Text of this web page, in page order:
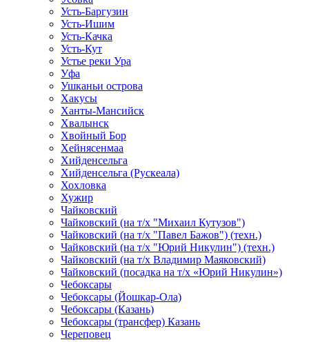
Усть-Баргузин
Усть-Ишим
Усть-Качка
Усть-Кут
Устье реки Ура
Уфа
Ушканьи острова
Хакусы
Ханты-Мансийск
Хвалынск
Хвойный Бор
Хейнясенмаа
Хийденсельга
Хийденсельга (Рускеала)
Хохловка
Хужир
Чайковский
Чайковский (на т/х "Михаил Кутузов")
Чайковский (на т/х "Павел Бажов") (техн.)
Чайковский (на т/х "Юрий Никулин") (техн.)
Чайковский (на т/х Владимир Маяковский)
Чайковский (посадка на т/х «Юрий Никулин»)
Чебоксары
Чебоксары (Йошкар-Ола)
Чебоксары (Казань)
Чебоксары (трансфер) Казань
Череповец